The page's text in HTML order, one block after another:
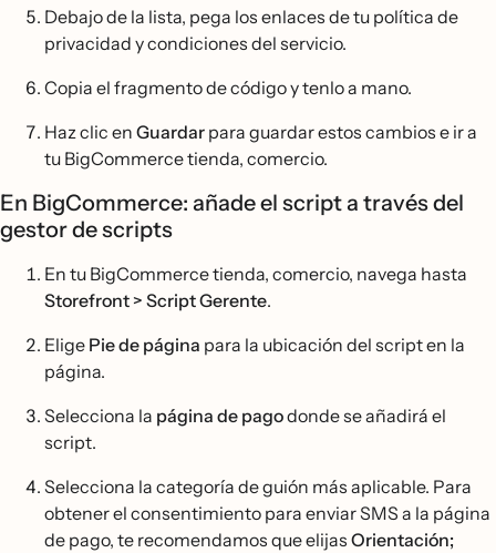
Debajo de la lista, pega los enlaces de tu política de
privacidad y condiciones del servicio.
Copia el fragmento de código y tenlo a mano.
Haz clic en Guardar para guardar estos cambios e ir a
tu BigCommerce tienda, comercio.
En BigCommerce: añade el script a través del
gestor de scripts
En tu BigCommerce tienda, comercio, navega hasta
Storefront > Script Gerente.
Elige Pie de página para la ubicación del script en la
página.
Selecciona la página de pagodonde se añadirá el
script.
Selecciona la categoría de guión más aplicable. Para
obtener el consentimiento para enviar SMS a la página
de pago, te recomendamos que elijas Orientación;